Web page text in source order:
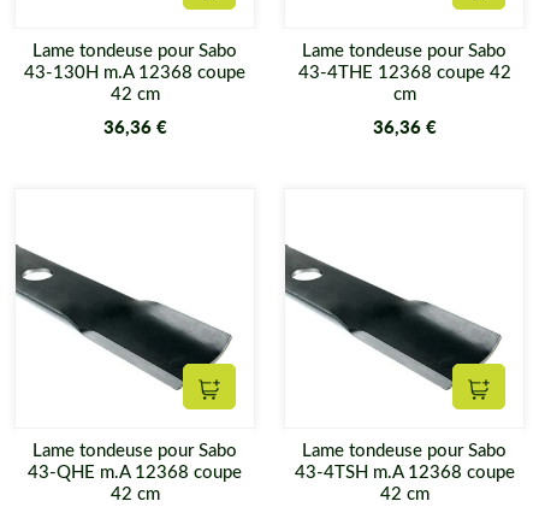
Ajouter au panier
Lame tondeuse pour Sabo
43-130H m.A 12368 coupe
42 cm
36,36 €
Lame tondeuse pour Sabo
43-4THE 12368 coupe 42
cm
36,36 €
Ajouter au panier
Lame tondeuse pour Sabo
43-QHE m.A 12368 coupe
42 cm
Lame tondeuse pour Sabo
43-4TSH m.A 12368 coupe
42 cm